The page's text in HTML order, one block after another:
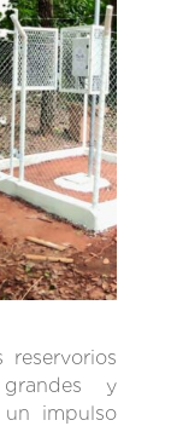
y
impulso